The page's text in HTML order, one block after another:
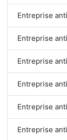
Entreprise
Entreprise
Entreprise
Entreprise
Entreprise
Entreprise